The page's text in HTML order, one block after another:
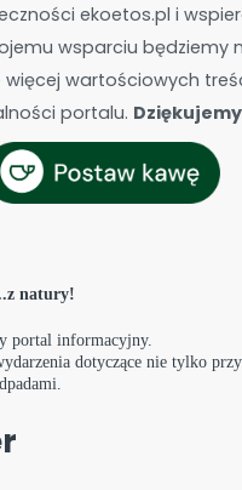
ekoetos.pl i
wsparciu będziemy
więcej wartościowych
portalu.
natury!
portal informacyjny.
dotyczące nie tylko